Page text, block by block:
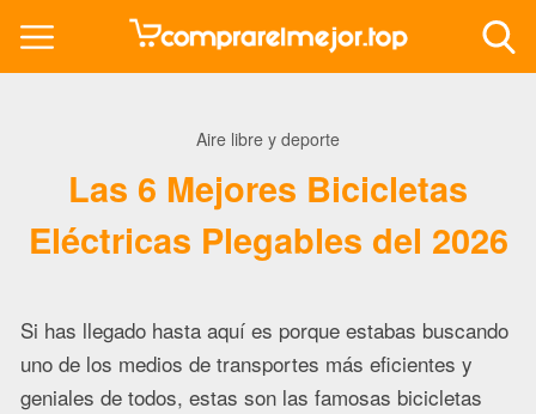
Aire libre y deporte
Las 6 Mejores Bicicletas
Eléctricas Plegables del 2026
Si has llegado hasta aquí es porque estabas buscando
uno de los medios de transportes más eficientes y
geniales de todos, estas son las famosas bicicletas